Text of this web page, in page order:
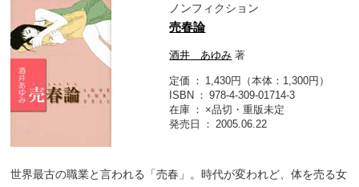
ノンフィクション
売春論
酒井 あゆみ 著
定価
1,430円（本体：1,300円）
ISBN
978-4-309-01714-3
在庫
×品切・重版未定
発売日
2005.06.22
世界最古の職業と言われる「売春」。時代が変われど、体を売る女